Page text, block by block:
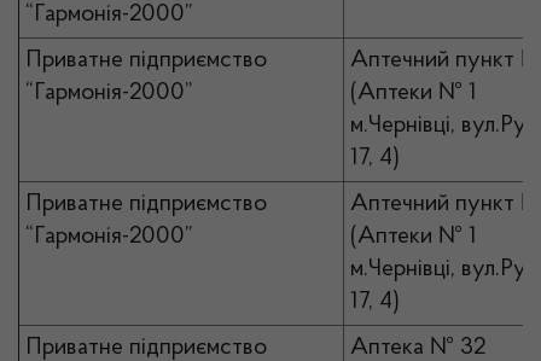
“Гармонія-2000”
Приватне підприємство
“Гармонія-2000”
Аптечний пункт
(Аптеки № 1
м.Чернівці,
17, 4)
Приватне підприємство
“Гармонія-2000”
Аптечний пункт
(Аптеки № 1
м.Чернівці,
17, 4)
Приватне підприємство
Аптека № 32